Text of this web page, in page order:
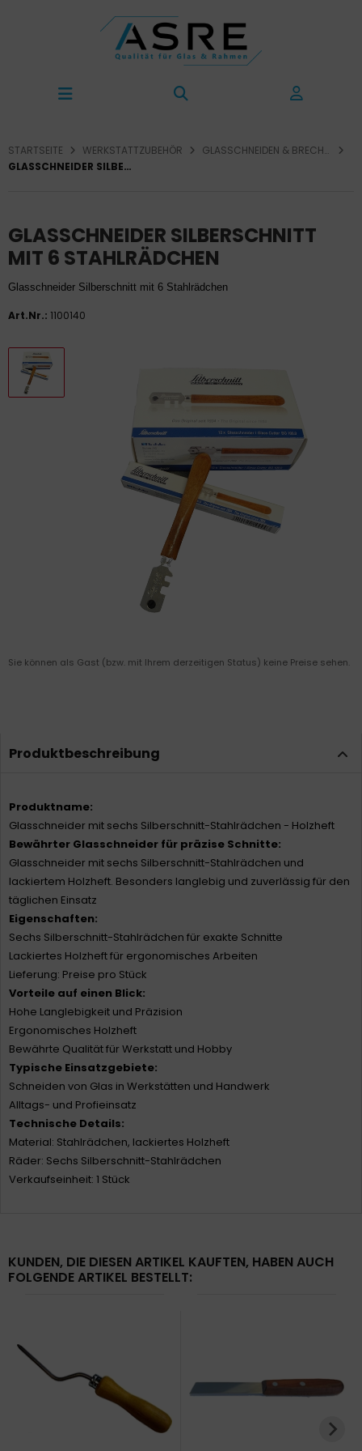
STARTSEITE WERKSTATTZUBEHÖR
GLASSCHNEIDEN & BRECHEN
GLASSCHNEIDER SILBERSCHNITT MIT 6 STAHLRÄDCHEN
GLASSCHNEIDER SILBERSCHNITT
MIT 6 STAHLRÄDCHEN
Glasschneider Silberschnitt mit 6 Stahlrädchen
Art.Nr.: 1100140
Sie können als Gast (bzw. mit Ihrem derzeitigen Status) keine Preise sehen.
Produktbeschreibung
Produktname:
Glasschneider mit sechs Silberschnitt-Stahlrädchen - Holzheft
Bewährter Glasschneider für präzise Schnitte:
Glasschneider mit sechs Silberschnitt-Stahlrädchen und
lackiertem Holzheft. Besonders langlebig und zuverlässig für den
täglichen Einsatz
Eigenschaften:
Sechs Silberschnitt-Stahlrädchen für exakte Schnitte
Lackiertes Holzheft für ergonomisches Arbeiten
Lieferung: Preise pro Stück
Vorteile auf einen Blick:
Hohe Langlebigkeit und Präzision
Ergonomisches Holzheft
Bewährte Qualität für Werkstatt und Hobby
Typische Einsatzgebiete:
Schneiden von Glas in Werkstätten und Handwerk
Alltags- und Profieinsatz
Technische Details:
Material: Stahlrädchen, lackiertes Holzheft
Räder: Sechs Silberschnitt-Stahlrädchen
Verkaufseinheit: 1 Stück
KUNDEN, DIE DIESEN ARTIKEL KAUFTEN, HABEN AUCH
FOLGENDE ARTIKEL BESTELLT: